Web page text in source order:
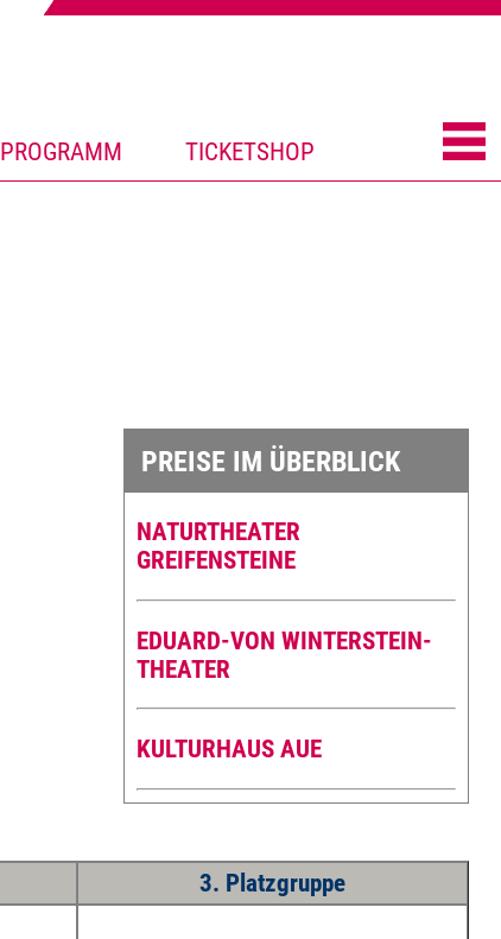
PROGRAMM TICKETSHOP
PREISE IM ÜBERBLICK
NATURTHEATER
GREIFENSTEINE
EDUARD-VON WINTERSTEIN-
THEATER
KULTURHAUS AUE
3. Platzgruppe